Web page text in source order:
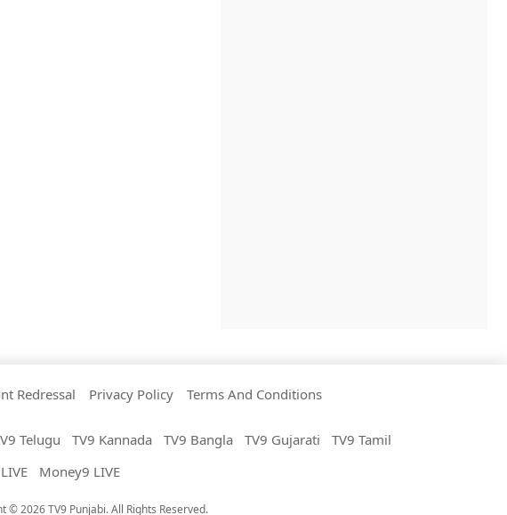
Redressal Privacy Policy Terms And Conditions
Telugu TV9 Kannada TV9 Bangla TV9 Gujarati
TV9 Tamil
Money9 LIVE
© 2026 TV9 Punjabi. All Rights Reserved.